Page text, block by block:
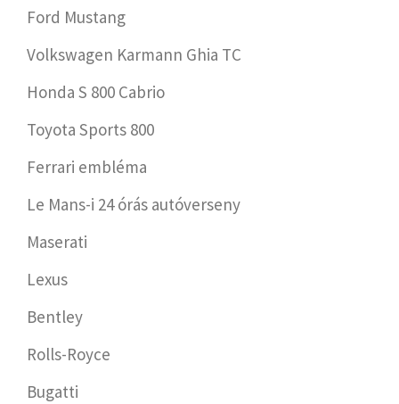
Ford Mustang
Volkswagen Karmann Ghia TC
Honda S 800 Cabrio
Toyota Sports 800
Ferrari embléma
Le Mans-i 24 órás autóverseny
Maserati
Lexus
Bentley
Rolls-Royce
Bugatti